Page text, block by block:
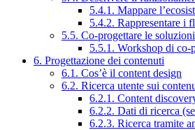
5.4.1. Mappare
5.4.2. Rappresentare i
5.5. Co-progettare le soluzioni
5.5.1. Workshop di co-
6. Progettazione dei contenuti
6.1. Cos’è il content design
6.2. Ricerca utente sui
6.2.1. Content
6.2.2. Dati di ricerca
6.2.3. Ricerca tramite